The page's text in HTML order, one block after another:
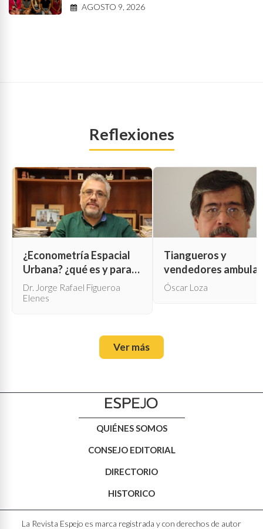
AGOSTO 9, 2026
Reflexiones
¿Econometría Espacial
Urbana? ¿qué es y para
qué sirve?
Dr. Jorge Rafael Figueroa
Elenes
Tiangueros y
vendedores
Óscar Loza
Ver más
QUIÉNES SOMOS
CONSEJO EDITORIAL
DIRECTORIO
HISTORICO
La Revista Espejo es marca registrada y con derechos de autor